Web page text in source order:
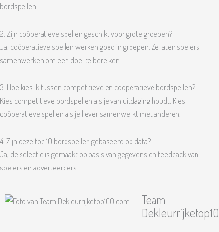
bordspellen.
2. Zijn coöperatieve spellen geschikt voor grote groepen?
Ja, coöperatieve spellen werken goed in groepen. Ze laten spelers
samenwerken om een doel te bereiken.
3. Hoe kies ik tussen competitieve en coöperatieve bordspellen?
Kies competitieve bordspellen als je van uitdaging houdt. Kies
coöperatieve spellen als je liever samenwerkt met anderen.
4. Zijn deze top 10 bordspellen gebaseerd op data?
Ja, de selectie is gemaakt op basis van gegevens en feedback van
spelers en adverteerders.
Team